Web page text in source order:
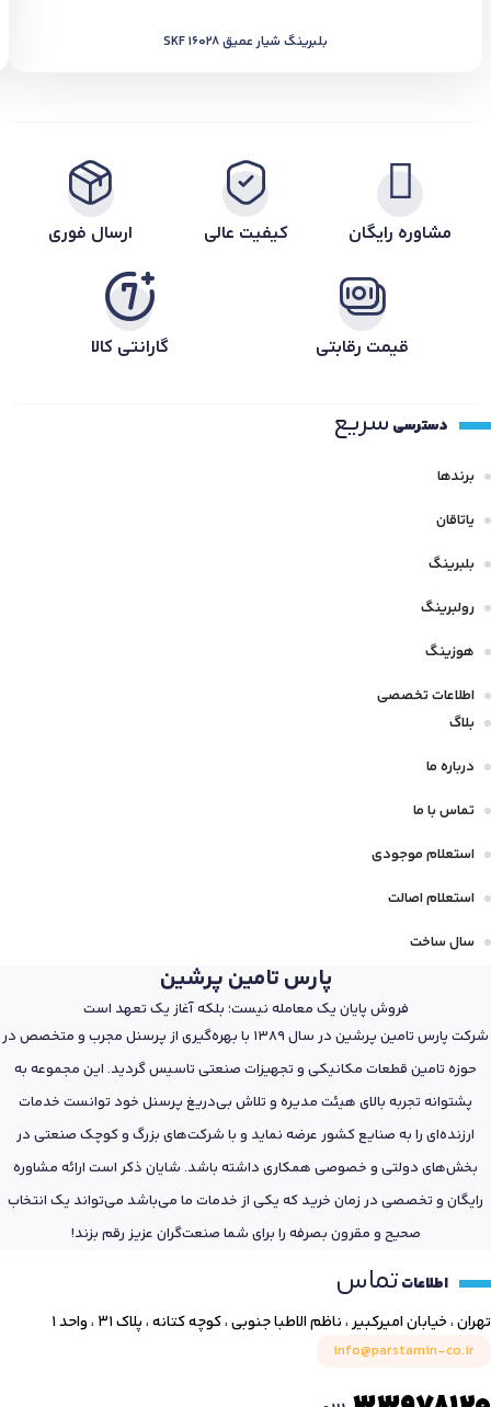
بلبرینگ شیار عمیق SKF 16028
مشاوره رایگان کیفیت عالی ارسال فوری
قیمت رقابتی گارانتی کالا
دسترسی سریع
برندها
یاتاقان
بلبرینگ
رولبرینگ
هوزینگ
اطلاعات تخصصی
بلاگ
درباره ما
تماس با ما
استعلام موجودی
استعلام اصالت
سال ساخت
پارس تامین پرشین
فروش پایان یک معامله نیست؛ بلکه آغاز یک تعهد است
شرکت پارس تامین پرشین در سال 1389 با بهره‌گیری از پرسنل مجرب و متخصص در
حوزه تامین قطعات مکانیکی و تجهیزات صنعتی تاسیس گردید. این مجموعه به
پشتوانه تجربه بالای هیئت مدیره و تلاش بی‌دریغ پرسنل خود توانست خدمات
ارزنده‌ای را به صنایع کشور عرضه نماید و با شرکت‌های بزرگ و کوچک صنعتی در
بخش‌های دولتی و خصوصی همکاری داشته باشد. شایان ذکر است ارائه مشاوره
رایگان و تخصصی در زمان خرید که یکی از خدمات ما می‌باشد می‌تواند یک انتخاب
صحیح و مقرون بصرفه را برای شما صنعت‌گران عزیز رقم بزند!
اطلاعاتتماس
تهران ، خیابان امیرکبیر ، ناظم الاطبا جنوبی ، کوچه کتانه ، پلاک ۳۱ ، واحد ۱
info@parstamin-co.ir